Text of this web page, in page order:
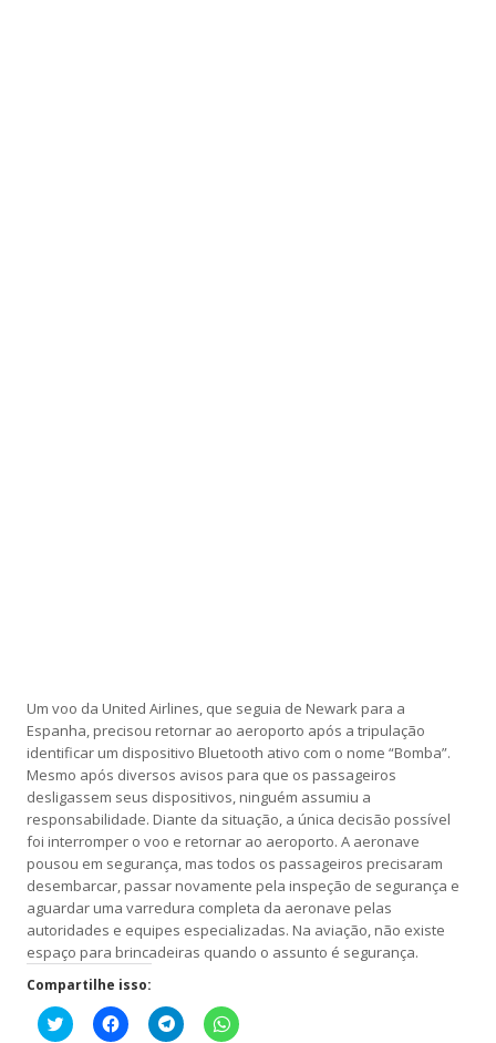
Um voo da United Airlines, que seguia de Newark para a
Espanha, precisou retornar ao aeroporto após a tripulação
identificar um dispositivo Bluetooth ativo com o nome “Bomba”.
Mesmo após diversos avisos para que os passageiros
desligassem seus dispositivos, ninguém assumiu a
responsabilidade. Diante da situação, a única decisão possível
foi interromper o voo e retornar ao aeroporto. A aeronave
pousou em segurança, mas todos os passageiros precisaram
desembarcar, passar novamente pela inspeção de segurança e
aguardar uma varredura completa da aeronave pelas
autoridades e equipes especializadas. Na aviação, não existe
espaço para brincadeiras quando o assunto é segurança.
Compartilhe isso:
Clique
para
Clique
para
Clique
para
Clique
para